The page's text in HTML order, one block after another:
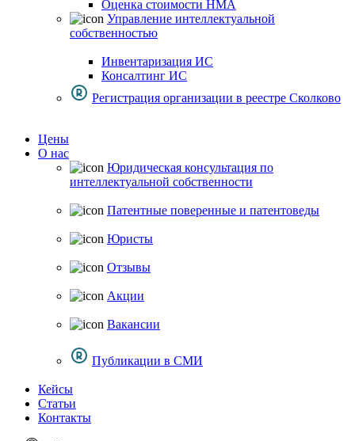
Оценка стоимости НМА
Управление интеллектуальной
собственностью
Инвентаризация ИС
Консалтинг ИС
Регистрация организации в реестре Сколково
Цены
О нас
Юридическая консультация по
интеллектуальной собственности
Патентные поверенные и патентоведы
Юристы
Отзывы
Акции
Вакансии
Публикации в СМИ
Кейсы
Статьи
Контакты